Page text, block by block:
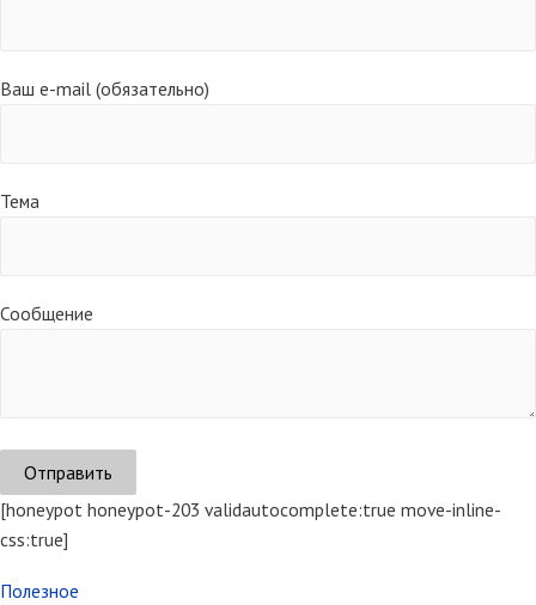
Ваш e-mail (обязательно)
Тема
Сообщение
[honeypot honeypot-203 validautocomplete:true move-inline-
css:true]
Полезное